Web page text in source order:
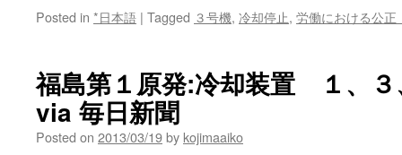
Posted in *日本語 | Tagged ３号機, 冷却停止, 労働における公正
福島第１原発:冷却装置 １、３
via 毎日新聞
Posted on 2013/03/19by kojimaaiko